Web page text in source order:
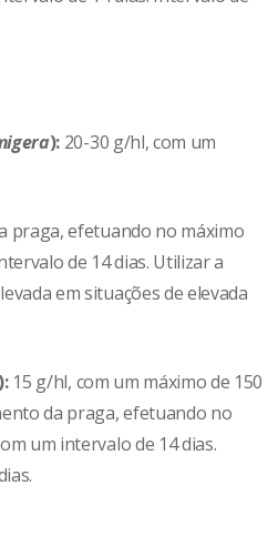
): 20-30 g/hl, com um
praga, efetuando no máximo
de 14 dias. Utilizar a
em situações de elevada
15 g/hl, com um máximo de 150
da praga, efetuando no
um intervalo de 14 dias.